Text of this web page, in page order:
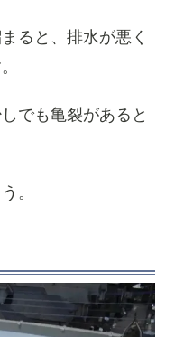
ると、排水が悪く
でも亀裂があると
。